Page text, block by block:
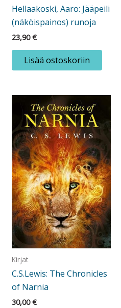
Hellaakoski, Aaro: Jääpeili
(näköispainos) runoja
23,90€
Lisää ostoskoriin
Kirjat
C.S.Lewis: The Chronicles
of Narnia
30,00€